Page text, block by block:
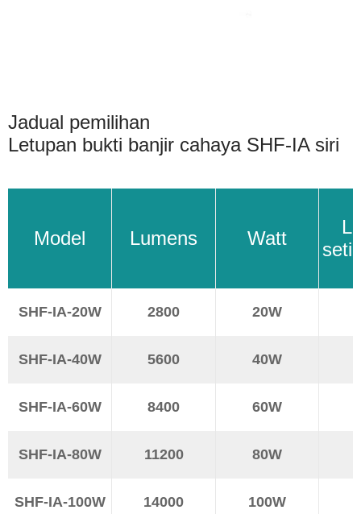
Jadual pemilihan
Letupan bukti banjir cahaya SHF-IA siri
Model Lumens Watt
SHF-IA-20W 2800 20W
SHF-IA-40W 5600 40W
SHF-IA-60W 8400 60W
SHF-IA-80W 11200 80W
SHF-IA-100W 14000 100W